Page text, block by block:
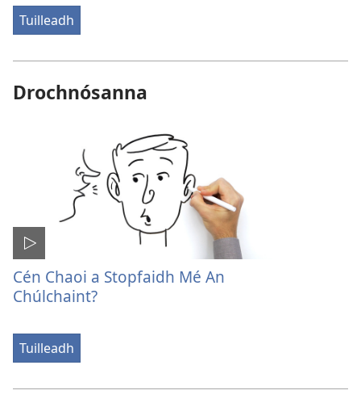
Tuilleadh
Drochnósanna
Cén Chaoi a Stopfaidh Mé An
Chúlchaint?
Tuilleadh